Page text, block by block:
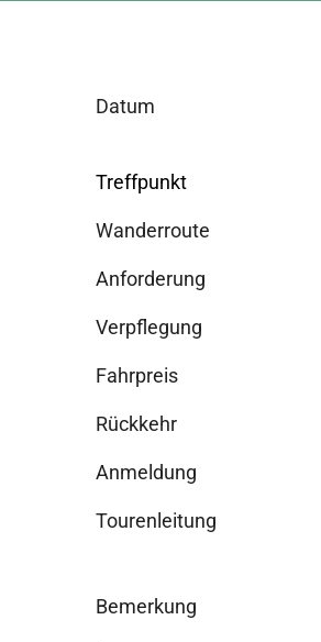
Datum
Treffpunkt
Wanderroute
Anforderung
Verpflegung
Fahrpreis
Rückkehr
Anmeldung
Tourenleitung
Bemerkung